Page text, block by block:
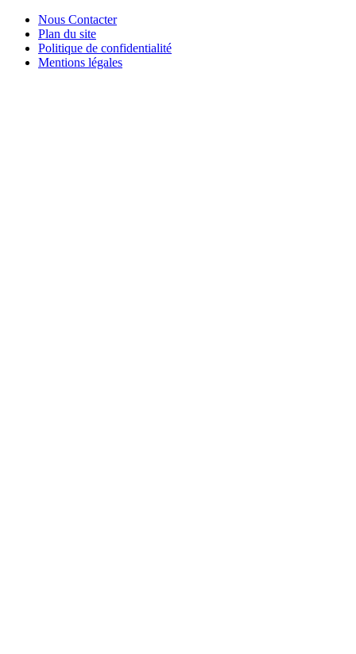
Nous Contacter
Plan du site
Politique de confidentialité
Mentions légales